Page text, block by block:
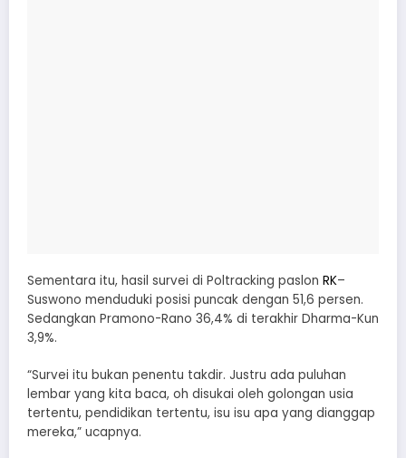
Sementara itu, hasil survei di Poltracking paslon RK–
Suswono menduduki posisi puncak dengan 51,6 persen.
Sedangkan Pramono-Rano 36,4% di terakhir Dharma-Kun
3,9%.
“Survei itu bukan penentu takdir. Justru ada puluhan
lembar yang kita baca, oh disukai oleh golongan usia
tertentu, pendidikan tertentu, isu isu apa yang dianggap
mereka,” ucapnya.